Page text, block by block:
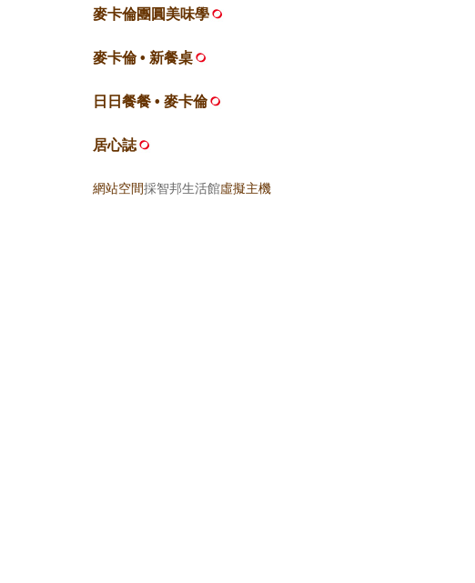
麥卡倫團圓美味學
麥卡倫 • 新餐桌
日日餐餐 • 麥卡倫
居心誌
網站空間採智邦生活館虛擬主機